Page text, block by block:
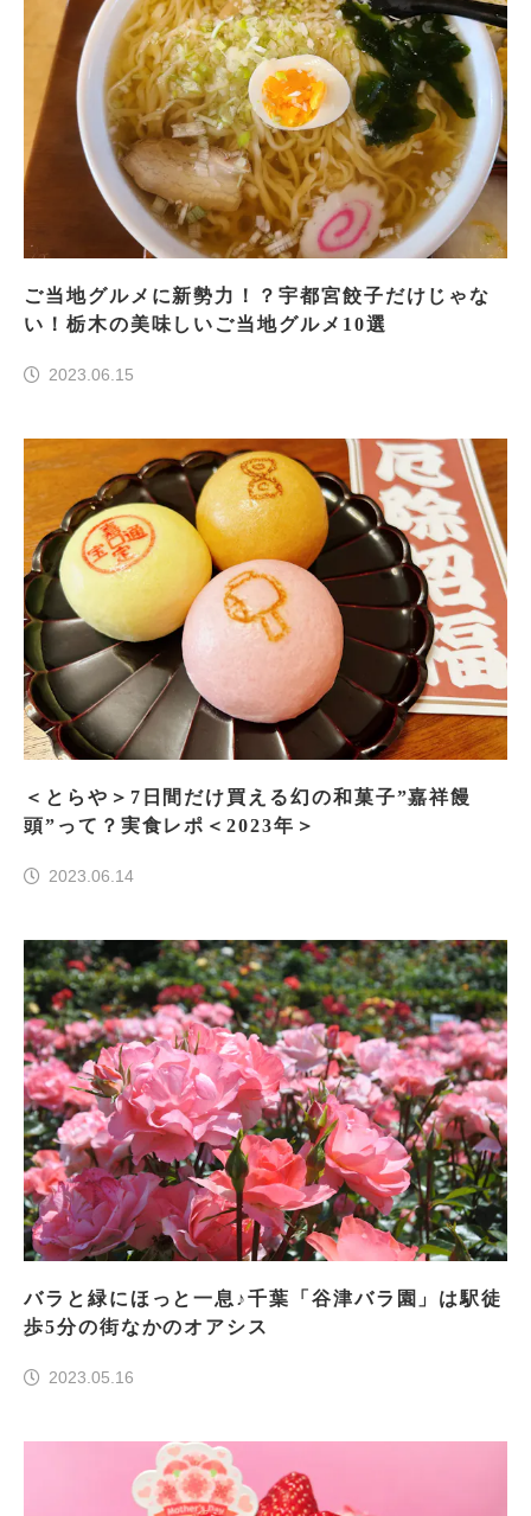
ご当地グルメに新勢力！？宇都宮餃子だけじゃな
い！栃木の美味しいご当地グルメ10選
2023.06.15
＜とらや＞7日間だけ買える幻の和菓子”嘉祥饅
頭”って？実食レポ＜2023年＞
2023.06.14
バラと緑にほっと一息♪千葉「谷津バラ園」は駅徒
歩5分の街なかのオアシス
2023.05.16